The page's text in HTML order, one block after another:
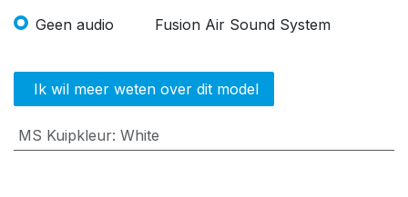
Geen audio Fusion Air Sound System
Ik wil meer weten over dit model
MS Kuipkleur: White